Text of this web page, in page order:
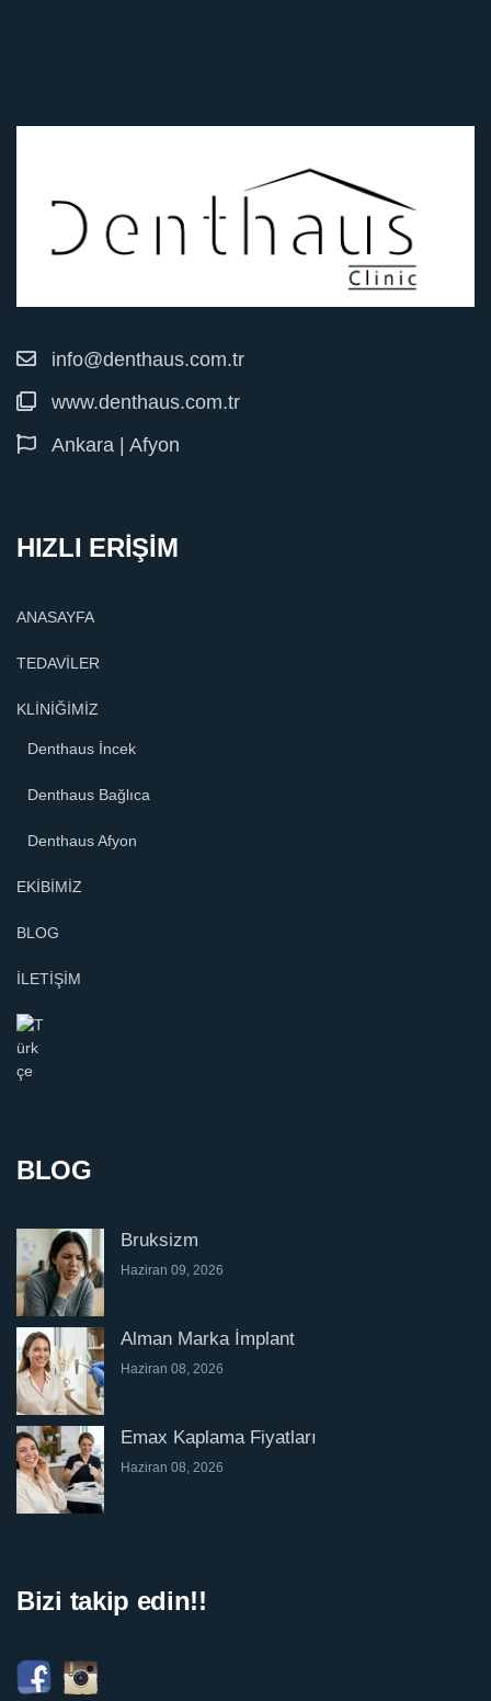
info@denthaus.com.tr
www.denthaus.com.tr
Ankara | Afyon
HIZLI ERİŞİM
ANASAYFA
TEDAVİLER
KLİNİĞİMİZ
Denthaus İncek
Denthaus Bağlıca
Denthaus Afyon
EKİBİMİZ
BLOG
İLETİŞİM
BLOG
Bruksizm
Haziran 09, 2026
Alman Marka İmplant
Haziran 08, 2026
Emax Kaplama Fiyatları
Haziran 08, 2026
Bizi takip edin!!